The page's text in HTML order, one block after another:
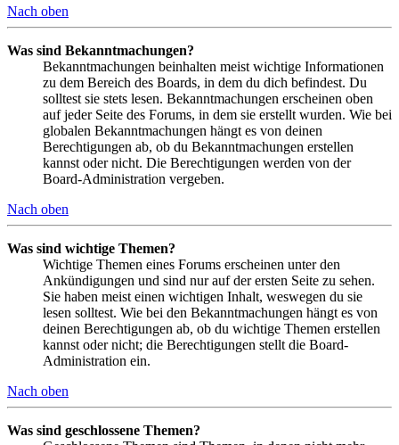
Nach oben
Was sind Bekanntmachungen?
Bekanntmachungen beinhalten meist wichtige Informationen
zu dem Bereich des Boards, in dem du dich befindest. Du
solltest sie stets lesen. Bekanntmachungen erscheinen oben
auf jeder Seite des Forums, in dem sie erstellt wurden. Wie bei
globalen Bekanntmachungen hängt es von deinen
Berechtigungen ab, ob du Bekanntmachungen erstellen
kannst oder nicht. Die Berechtigungen werden von der
Board-Administration vergeben.
Nach oben
Was sind wichtige Themen?
Wichtige Themen eines Forums erscheinen unter den
Ankündigungen und sind nur auf der ersten Seite zu sehen.
Sie haben meist einen wichtigen Inhalt, weswegen du sie
lesen solltest. Wie bei den Bekanntmachungen hängt es von
deinen Berechtigungen ab, ob du wichtige Themen erstellen
kannst oder nicht; die Berechtigungen stellt die Board-
Administration ein.
Nach oben
Was sind geschlossene Themen?